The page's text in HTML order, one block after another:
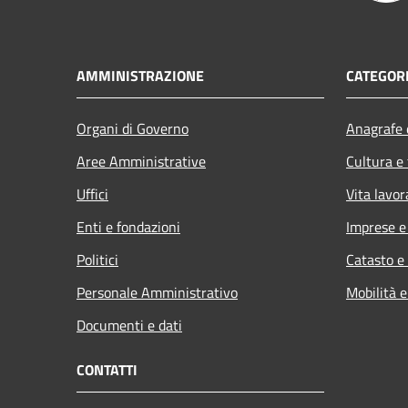
AMMINISTRAZIONE
Organi di Governo
Aree Amministrative
Uffici
Enti e fondazioni
Politici
Personale Amministrativo
Documenti e dati
Cultura
Vita
Imprese
Catasto
Mobilità
CONTATTI